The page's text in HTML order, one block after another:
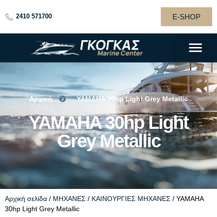
E-SHOP
2410 571700
YAMAHA 30hp
Light Grey Metallic
Αρχική YAMAHA 30hp Light Grey Metallic
YAMAHA 30hp Light
Grey Metallic
Αρχική σελίδα / ΜΗΧΑΝΕΣ / ΚΑΙΝΟΥΡΓΙΕΣ ΜΗΧΑΝΕΣ / YAMAHA
30hp Light Grey Metallic